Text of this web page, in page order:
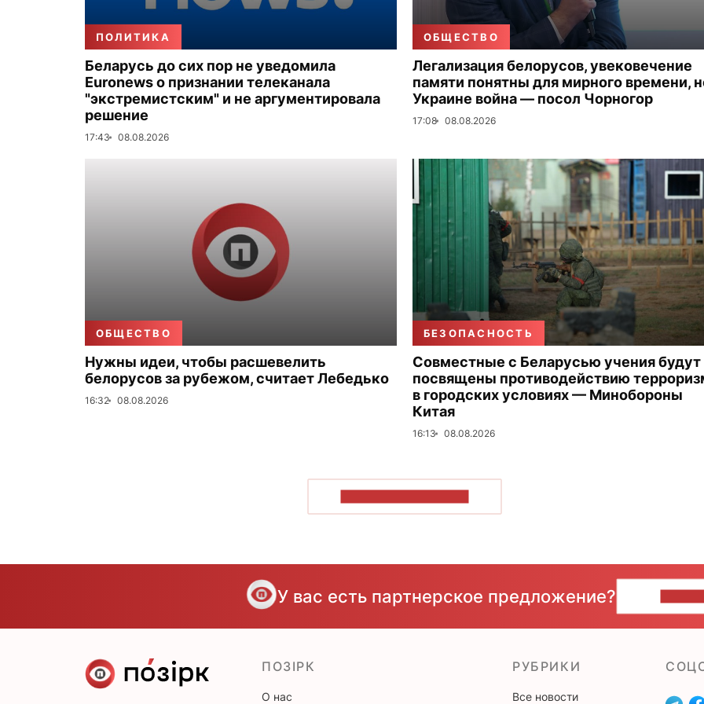
ПОЛИТИКА
Беларусь до сих пор не уведомила
Euronews о признании телеканала
"экстремистским" и не аргументировала
решение
17:43 08.08.2026
ОБЩЕСТВО
Легализация белорусов, увековечение
памяти понятны для мирного времени,
Украине война — посол Чорногор
17:08 08.08.2026
ОБЩЕСТВО
Нужны идеи, чтобы расшевелить
белорусов за рубежом, считает Лебедько
16:32 08.08.2026
БЕЗОПАСНОСТЬ
Совместные с Беларусью учения будут
посвящены противодействию
в городских условиях — Минобороны
Китая
16:13 08.08.2026
У вас есть партнерское предложение?
ПОЗІРК
О нас
РУБРИКИ
Все новости